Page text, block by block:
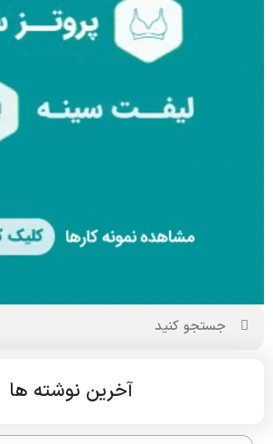
آخرین نوشته ها